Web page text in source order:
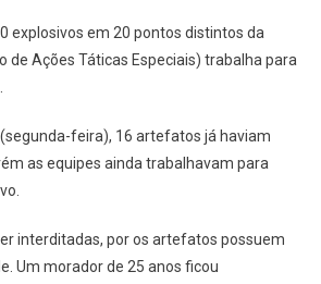
explosivos em 20 pontos distintos da
de Ações Táticas Especiais) trabalha para
feira), 16 artefatos já haviam
as equipes ainda trabalhavam para
interditadas, por os artefatos possuem
Um morador de 25 anos ficou